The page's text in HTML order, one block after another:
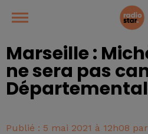
Marseille :
ne sera pas
Publié : 5 mai 2021 à 12h08